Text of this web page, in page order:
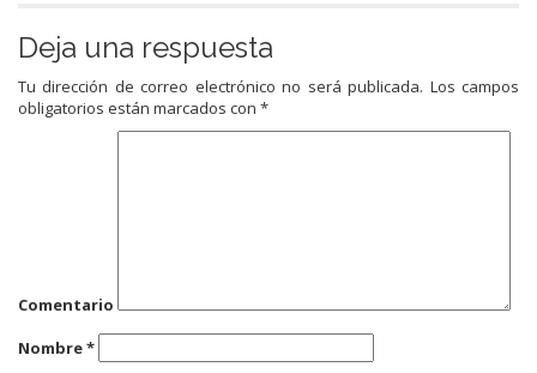
Deja una respuesta
Tu dirección de correo electrónico no será publicada. Los campos
obligatorios están marcados con *
Comentario
Nombre*